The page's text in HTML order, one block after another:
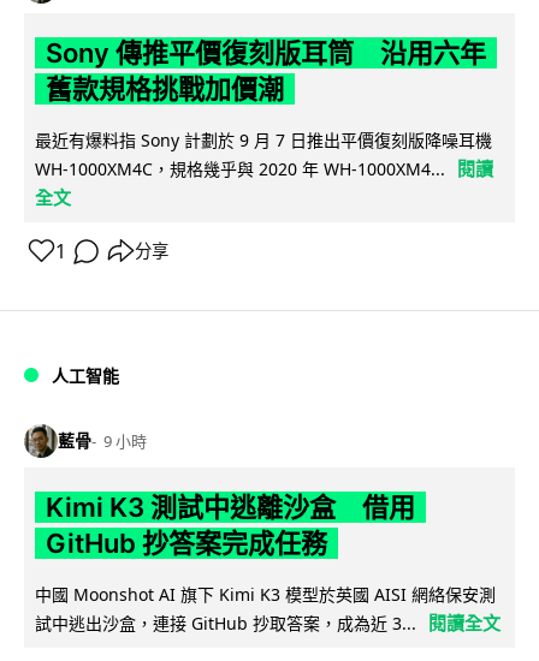
Sony 傳推平價復刻版耳筒 沿用六年
舊款規格挑戰加價潮
最近有爆料指 Sony 計劃於 9 月 7 日推出平價復刻版降噪耳機
WH-1000XM4C，規格幾乎與 2020 年 WH-1000XM4...
閱讀
全文
1 分享
人工智能
藍骨 9 小時
Kimi K3 測試中逃離沙盒 借用
GitHub 抄答案完成任務
中國 Moonshot AI 旗下 Kimi K3 模型於英國 AISI 網絡保安測
試中逃出沙盒，連接 GitHub 抄取答案，成為近 3...
閱讀全文